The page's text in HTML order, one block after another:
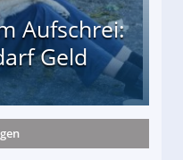
Aufschrei:
Geld